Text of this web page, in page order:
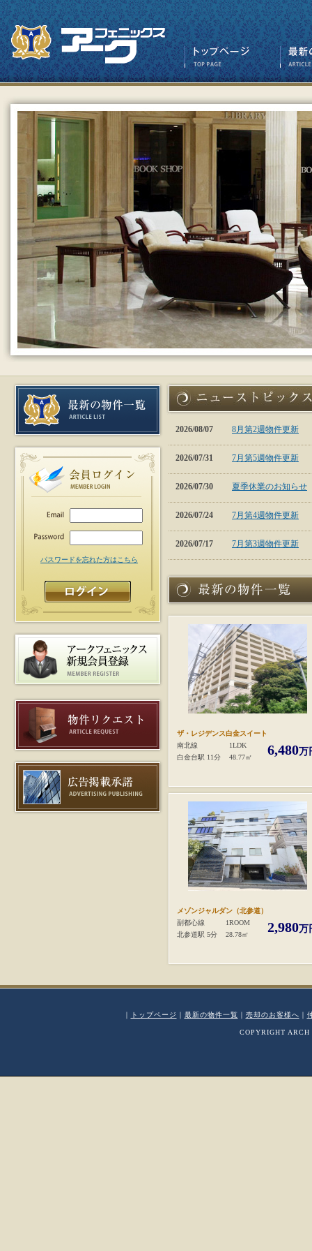
2026/08/07 8月第2週物件更新
2026/07/31 7月第5週物件更新
2026/07/30 夏季休業のお知らせ
2026/07/24 7月第4週物件更新
2026/07/17 7月第3週物件更新
ザ・レジデンス白金スイート
南北線
白金台駅 11分
1LDK
48.77㎡
6,480万
メゾンジャルダン（北参道）
副都心線
北参道駅 5分
1ROOM
28.78㎡
2,980万
パスワードを忘れた方はこちら
｜ トップページ ｜ 最新の物件一覧 ｜ 売却のお客様へ ｜
COPYRIGHT